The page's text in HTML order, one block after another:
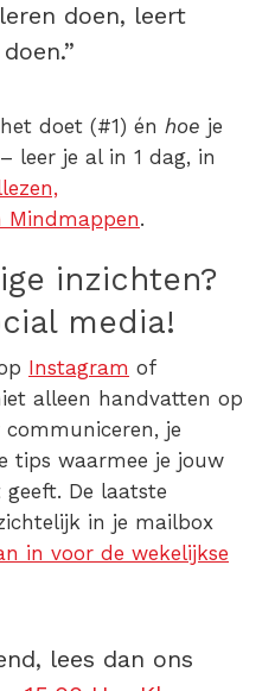
doen, leert
doet (#1) én hoe je
leer je al in 1 dag, in
Mindmappen.
inzichten?
media!
Instagram of
alleen handvatten op
je
tips waarmee je jouw
De laatste
in je mailbox
in voor de wekelijkse
lees dan ons